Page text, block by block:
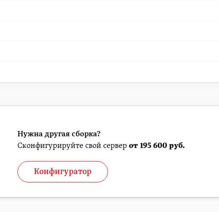
Нужна другая сборка?
Сконфигурируйте свой сервер от 195 600 руб.
Конфигуратор